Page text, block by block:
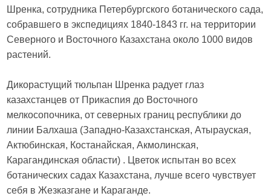
Шренка, сотрудника Петербургского ботанического сада,
собравшего в экспедициях 1840-1843 гг. на территории
Северного и Восточного Казахстана около 1000 видов
растений.
Дикорастущий тюльпан Шренка радует глаз
казахстанцев от Прикаспия до Восточного
мелкосопочника, от северных границ республики до
линии Балхаша (Западно-Казахстанская, Атырауская,
Актюбинская, Костанайская, Акмолинская,
Карагандинская области) . Цветок испытан во всех
ботанических садах Казахстана, лучше всего чувствует
себя в Жезказгане и Караганде.